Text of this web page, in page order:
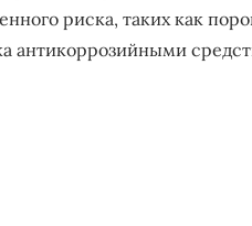
риска, таких как
антикоррозийными